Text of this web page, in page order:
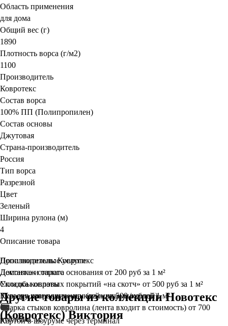
Область применения
для дома
Общий вес (г)
1890
Плотность ворса (г/м2)
1100
Производитель
Ковротекс
Состав ворса
100% ПП (Полипропилен)
Состав основы
Джутовая
Страна-производитель
Россия
Тип ворса
Разрезной
Цвет
Зеленый
Ширина рулона (м)
4
Описание товара
Производитель: Ковротекс
Дополнительные услуги
Демонтаж старого основания от 200 руб за 1 м²
Укладка ковровых покрытий «на скотч» от 500 руб за 1 м²
Укладка ковролина «на клей» от 500 рублей 1 м²
Сварка стыков ковролина (лента входит в стоимость) от 700
рублей п. м.
Доставка и оплата
Способы оплаты
Курьеру при получении (наличными/картой)
Картой в шоуруме через терминал
Другие товары из коллекции Новотекс
(Ковротекс) Виктория